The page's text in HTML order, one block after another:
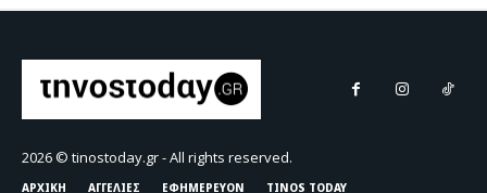
2026 © tinostoday.gr - All rights reserved.
ΑΡΧΙΚΗ ΑΓΓΕΛΙΕΣ ΕΦΗΜΕΡΕΥΟΝ TINOS TODAY